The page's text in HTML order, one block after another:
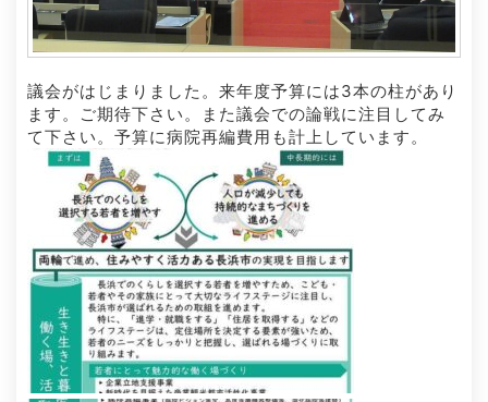
議会がはじまりました。来年度予算には3本の柱があり
ます。ご期待下さい。また議会での論戦に注目してみ
て下さい。予算に病院再編費用も計上しています。